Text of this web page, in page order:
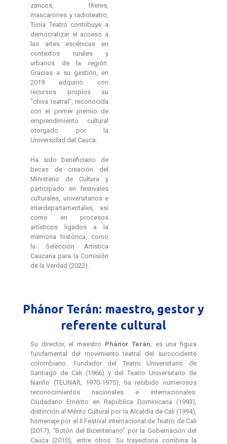
zancos, títeres,
mascarones y radioteatro,
Tunía Teatro contribuye a
democratizar el acceso a
las artes escénicas en
contextos rurales y
urbanos de la región.
Gracias a su gestión, en
2019 adquirió con
recursos propios su
“chiva teatral”, reconocida
con el primer premio de
emprendimiento cultural
otorgado por la
Universidad del Cauca.
Ha sido beneficiario de
becas de creación del
Ministerio de Cultura y
participado en festivales
culturales, universitarios e
interdepartamentales, así
como en procesos
artísticos ligados a la
memoria histórica, como
la Selección Artística
Caucana para la Comisión
de la Verdad (2022).
Phánor Terán: maestro, gestor y
referente cultural
Su director, el maestro Phánor Terán , es una figura
fundamental del movimiento teatral del suroccidente
colombiano. Fundador del Teatro Universitario de
Santiago de Cali (1966) y del Teatro Universitario de
Nariño (TEUNAR, 1970-1975), ha recibido numerosos
reconocimientos nacionales e internacionales:
Ciudadano Emérito en República Dominicana (1993),
distinción al Mérito Cultural por la Alcaldía de Cali (1994),
homenaje por el II Festival Internacional de Teatro de Cali
(2017), “Botón del Bicentenario” por la Gobernación del
Cauca (2010), entre otros. Su trayectoria combina la